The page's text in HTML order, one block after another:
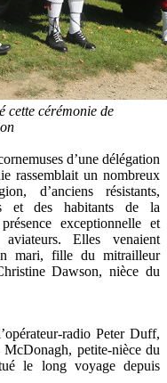
cette cérémonie de
d’une délégation
rassemblait un nombreux
d’anciens résistants,
et des habitants de la
exceptionnelle et
Elles venaient
mari, fille du mitrailleur
Dawson, nièce du
radio Peter Duff,
petite-nièce du
le long voyage depuis